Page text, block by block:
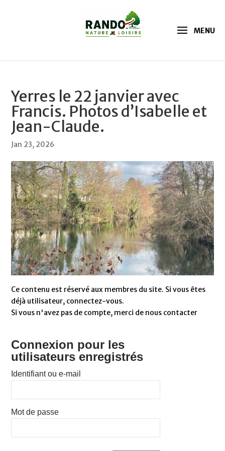
Yerres le 22 janvier avec
Francis. Photos d’Isabelle et
Jean-Claude.
Jan 23, 2026
Ce contenu est réservé aux membres du site. Si vous êtes
déjà utilisateur, connectez-vous.
Si vous n'avez pas de compte, merci de nous contacter
Connexion pour les
utilisateurs enregistrés
Identifiant ou e-mail
Mot de passe